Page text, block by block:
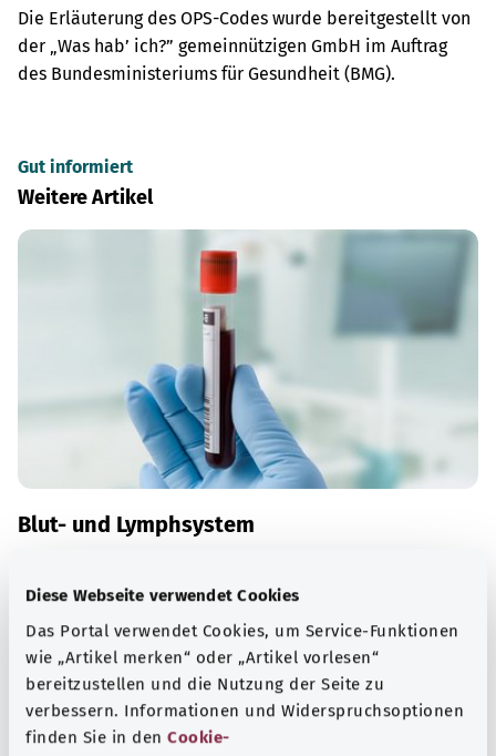
Diese Webseite verwendet Cookies
Das Portal verwendet Cookies, um Service-Funktionen
wie „Artikel merken“ oder „Artikel vorlesen“
bereitzustellen und die Nutzung der Seite zu
verbessern. Informationen und Widerspruchsoptionen
finden Sie in den Cookie-
Die Erläuterung des OPS-Codes wurde bereitgestellt von
der „Was hab’ ich?” gemeinnützigen GmbH im Auftrag
des Bundesministeriums für Gesundheit (BMG).
Gut informiert
Weitere Artikel
Blut- und Lymphsystem
menschlichen Körper und steht im engen Austausch
miteinander. Beide Systeme spielen bei der Abwehr von
Krankheitserregern eine zentrale Rolle.
Mehr erfahren